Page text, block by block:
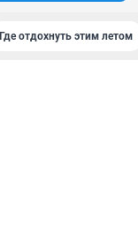
Где отдохнуть этим летом